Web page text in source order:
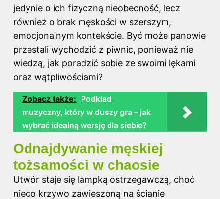
jedynie o ich fizyczną nieobecność, lecz
również o brak męskości w szerszym,
emocjonalnym kontekście. Być może panowie
przestali wychodzić z piwnic, ponieważ nie
wiedzą, jak poradzić sobie ze swoimi lękami
oraz wątpliwościami?
Zobacz także: Podkład
muzyczny, który w duszy gra – jak
wybrać idealną wersję dla siebie?
Odnajdywanie męskiej
tożsamości w chaosie
Utwór staje się lampką ostrzegawczą, choć
nieco krzywo zawieszoną na ścianie